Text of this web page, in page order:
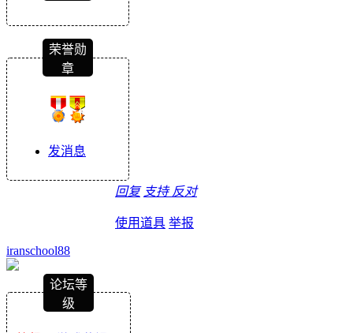
荣誉勋
章
发消息
回复 支持 反对
使用道具 举报
iranschool88
论坛等
级